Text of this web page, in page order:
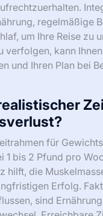
regelmäßige
um Ihre Reise zu
verfolgen, kann
und Ihren Plan bei
für
1 bis 2 Pfund pro
hilft, die
Erfolg.
sind